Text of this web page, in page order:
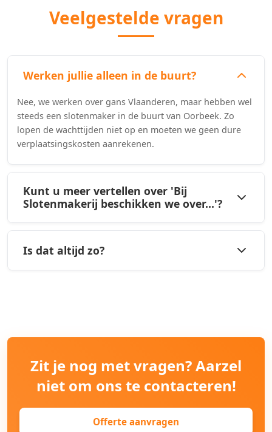
Veelgestelde vragen
Werken jullie alleen in de buurt?
Nee, we werken over gans Vlaanderen, maar hebben wel
steeds een slotenmaker in de buurt van Oorbeek. Zo
lopen de wachttijden niet op en moeten we geen dure
verplaatsingskosten aanrekenen.
Kunt u meer vertellen over 'Bij
Slotenmakerij beschikken we over...'?
Is dat altijd zo?
Zit je nog met vragen? Aarzel
niet om ons te contacteren!
Offerte aanvragen